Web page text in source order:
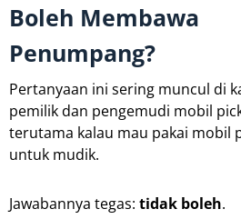
Boleh Membawa
Penumpang?
Pertanyaan ini sering muncul di
pemilik dan pengemudi mobil
terutama kalau mau pakai mobil
untuk mudik.
Jawabannya tegas: tidak boleh.